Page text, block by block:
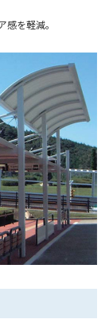
を軽減。